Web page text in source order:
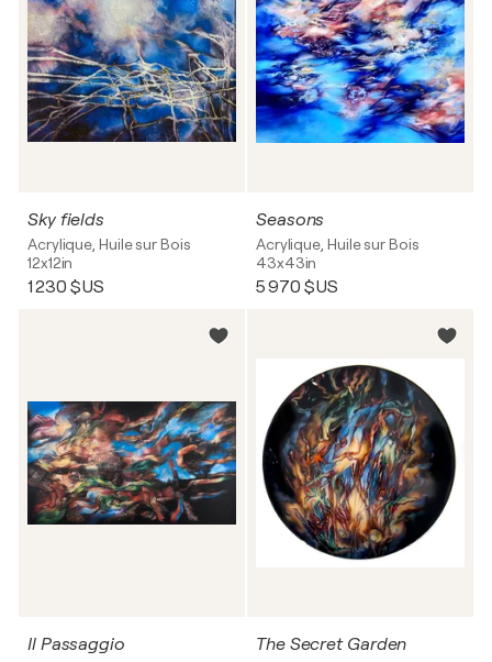
Sky fields
Acrylique, Huile sur Bois
12x12in
1 230 $US
Seasons
Acrylique, Huile sur Bois
43x43in
5 970 $US
Il Passaggio The Secret Garden